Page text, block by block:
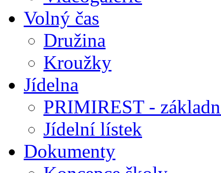
Volný čas
Družina
Kroužky
Jídelna
PRIMIREST -
Jídelní lístek
Dokumenty